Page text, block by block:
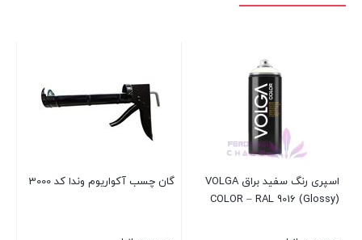
اسپری رنگ سفید براق VOLGA
COLOR – RAL 9016 (Glossy)
گان چسب آکواریوم وندا کد 3000